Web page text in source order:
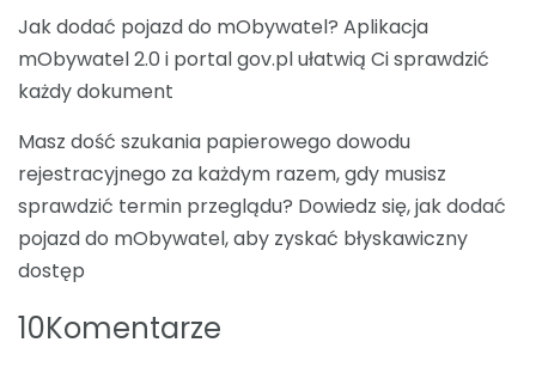
Jak dodać pojazd do mObywatel? Aplikacja
mObywatel 2.0 i portal gov.pl ułatwią Ci sprawdzić
każdy dokument
Masz dość szukania papierowego dowodu
rejestracyjnego za każdym razem, gdy musisz
sprawdzić termin przeglądu? Dowiedz się, jak dodać
pojazd do mObywatel, aby zyskać błyskawiczny
dostęp
10Komentarze